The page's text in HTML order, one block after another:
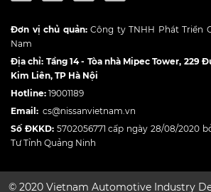
Đơn vị chủ quản:Công ty TNHH Phát Triển
Nam
Địa chỉ: Tầng 14 - Tòa nhà Mipec Tower, 229
Kim Liên, TP Hà Nội
Hotline: 19001189
Email: cs@nissanvietnam.vn
Số ĐKKD:5702056771 cấp ngày 28/08/2020
Tư Tỉnh Quảng Ninh
© 2020 Vietnam Automotive Industry